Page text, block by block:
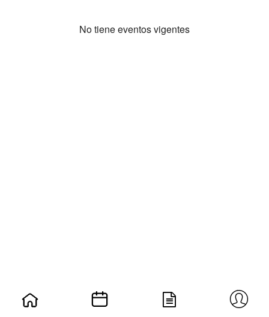
No tiene eventos vigentes